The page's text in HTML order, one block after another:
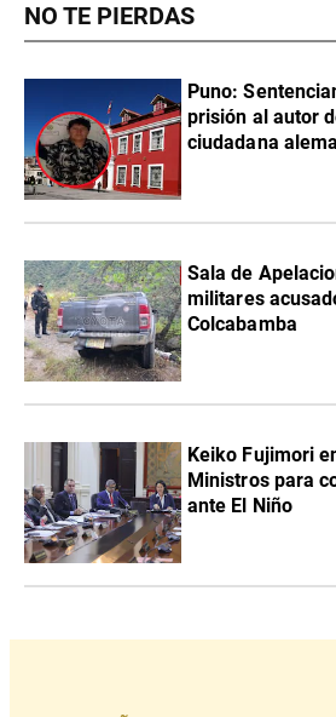
NO TE PIERDAS
Puno:
prisión al autor
ciudadana
Sala de
militares
Colcabamba
Keiko Fujimori
Ministros para
ante El Niño